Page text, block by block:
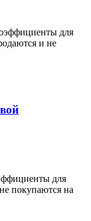
для
и не
для
покупаются на